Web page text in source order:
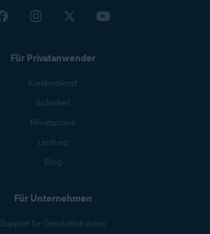
Für Privatanwender
Kundendienst
Sicherheit
Privatsphäre
Leistung
Blog
Für Unternehmen
Support für Geschäftskunden